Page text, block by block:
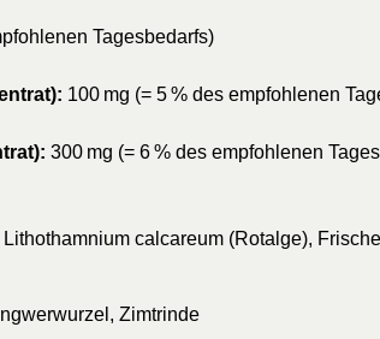
Tagesbedarfs)
100 mg (= 5 % des empfohlenen
300 mg (= 6 % des empfohlenen
calcareum (Rotalge),
Zimtrinde